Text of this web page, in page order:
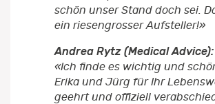
schön unser Stand doch sei.
ein riesengrosser Aufsteller!»
Andrea Rytz (Medical Advice):
«Ich finde es wichtig und
Erika und Jürg für Ihr
geehrt und offiziell